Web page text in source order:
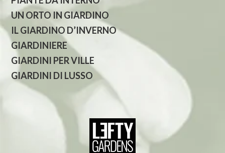
UN ORTO IN GIARDINO
IL GIARDINO D’INVERNO
GIARDINIERE
GIARDINI PER VILLE
GIARDINI DI LUSSO